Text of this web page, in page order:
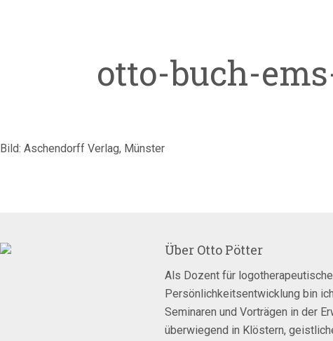
otto-buch-
Bild: Aschendorff Verlag, Münster
Über Otto Pötter
Als Dozent für
Persönlichkeitsentwicklung bin
Seminaren und Vorträgen in der
überwiegend in Klöstern,